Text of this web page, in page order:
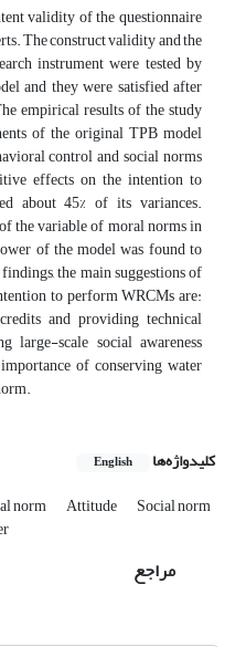
validity of the questionnaire
The construct validity and the
instrument were tested by
and they were satisfied after
empirical results of the study
of the original TPB model
control and social norms
effects on the intention to
about 45% of its variances.
the variable of moral norms in
of the model was found to
the main suggestions of
to perform WRCMs are:
and providing technical
large-scale social awareness
of conserving water
کلیدواژه‌ها English
norm Attitude Social norm
مراجع